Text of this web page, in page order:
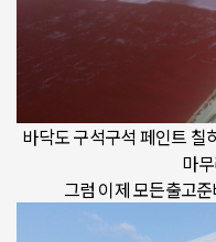
바닥도 구석구석 페인트 칠
마
그럼 이제 모든출고